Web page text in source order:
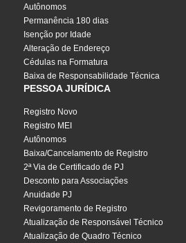
Autônomos
Permanência 180 dias
Isenção por Idade
Alteração de Endereço
Cédulas na Formatura
Baixa de Responsabilidade Técnica
PESSOA JURÍDICA
Registro Novo
Registro MEI
Autônomos
Baixa/Cancelamento de Registro
2ª Via de Certificado de PJ
Desconto para Associações
Anuidade PJ
Revigoramento de Registro
Atualização de Responsável Técnico
Atualização de Quadro Técnico